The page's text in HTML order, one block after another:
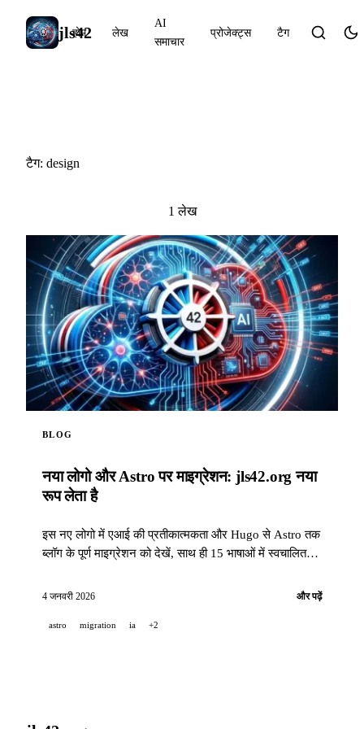
jls42
होम लेख
AI
समाचार
प्रोजेक्ट्स टैग
टैग: design
1 लेख
BLOG
नया लोगो और Astro पर माइग्रेशन: jls42.org नया
रूप लेता है
इस नए लोगो में एआई की प्रतीकात्मकता और Hugo से Astro तक
ब्लॉग के पूर्ण माइग्रेशन को देखें, साथ ही 15 भाषाओं में स्वचालित
4 जनवरी 2026 और पढ़ें
astro migration ia +2